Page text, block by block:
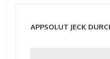
APPSOLUT JECK